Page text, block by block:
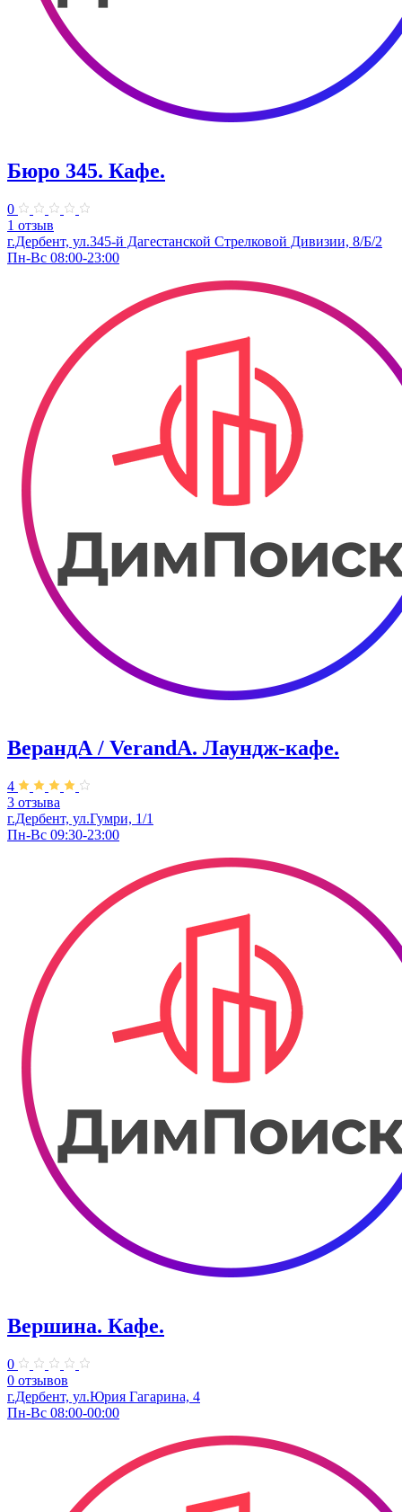
Бюро 345. Кафе.
0
1 отзыв
г.Дербент, ​ул.345-й Дагестанской Стрелковой Дивизии, 8/Б/2
Пн-Вс 08:00-23:00
ВерандА / VerandA. ​Лаундж-кафе.
4
3 отзыва
г.Дербент, ул.Гумри, 1/1
Пн-Вс 09:30-23:00
Вершина. Кафе.
0
0 отзывов
г.Дербент, ул.Юрия Гагарина, 4
Пн-Вс 08:00-00:00